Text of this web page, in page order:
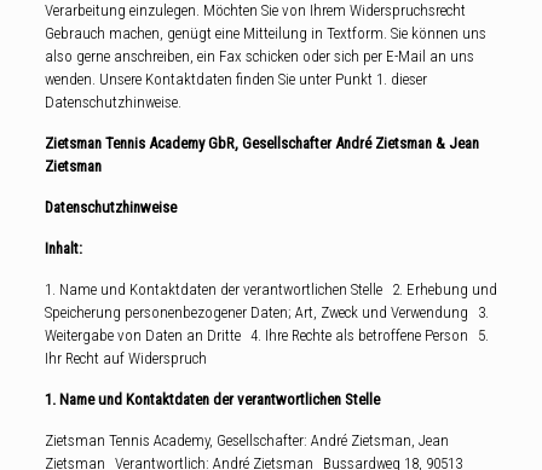
Verarbeitung einzulegen. Möchten Sie von Ihrem Widerspruchsrecht
Gebrauch machen, genügt eine Mitteilung in Textform. Sie können uns
also gerne anschreiben, ein Fax schicken oder sich per E-Mail an uns
wenden. Unsere Kontaktdaten finden Sie unter Punkt 1. dieser
Datenschutzhinweise.
Zietsman Tennis Academy GbR, Gesellschafter André Zietsman & Jean
Zietsman
Datenschutzhinweise
Inhalt:
1. Name und Kontaktdaten der verantwortlichen Stelle 2. Erhebung und
Speicherung personenbezogener Daten; Art, Zweck und Verwendung 3.
Weitergabe von Daten an Dritte 4. Ihre Rechte als betroffene Person 5.
Ihr Recht auf Widerspruch
1. Name und Kontaktdaten der verantwortlichen Stelle
Zietsman Tennis Academy, Gesellschafter: André Zietsman, Jean
Zietsman Verantwortlich: André Zietsman Bussardweg 18, 90513